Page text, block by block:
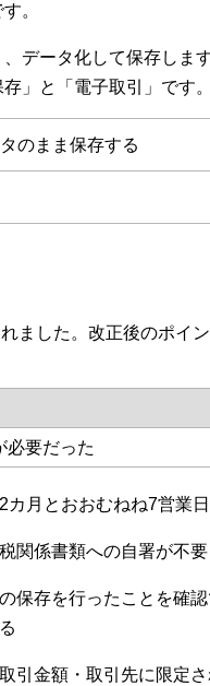
。
データ化して保存しま
」と「電子取引」です。
のまま保存する
ました。改正後のポイ
必要だった
カ月とおおむねね7営業
関係書類への自署が不要
保存を行ったことを確
引金額・取引先に限定さ